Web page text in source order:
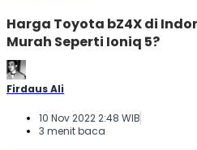
Harga Toyota bZ4X di
Murah Seperti Ioniq 5?
Firdaus Ali
10 Nov 2022 2:48 WIB
3 menit baca